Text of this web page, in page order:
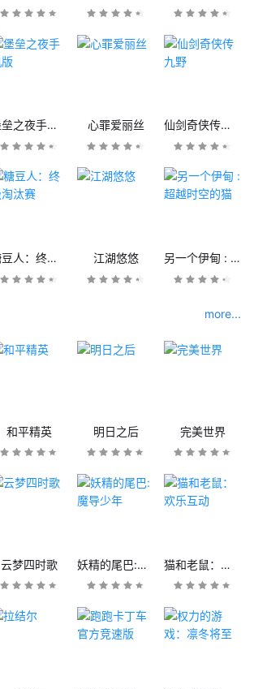
堡垒之夜手机版 心罪爱丽丝 仙剑奇侠传九野
糖豆人：终极淘汰赛 江湖悠悠 另一个伊甸 : 超越时空的猫
more...
和平精英 明日之后 完美世界
云梦四时歌 妖精的尾巴:魔导少年 猫和老鼠：欢乐互动